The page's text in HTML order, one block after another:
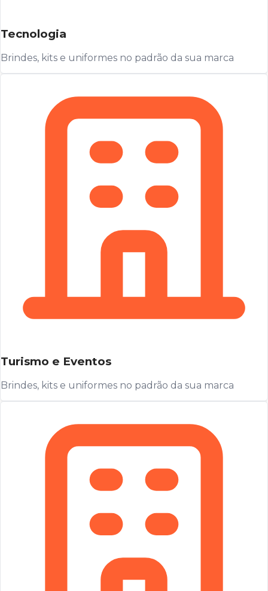
Tecnologia
Brindes, kits e uniformes no padrão da sua marca
Turismo e Eventos
Brindes, kits e uniformes no padrão da sua marca